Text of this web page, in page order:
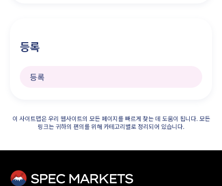
등록
등록
이 사이트맵은 우리 웹사이트의 모든 페이지를 빠르게 찾는 데 도움이 됩니다. 모든
링크는 귀하의 편의를 위해 카테고리별로 정리되어 있습니다.